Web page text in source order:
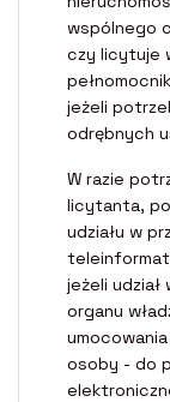
wspólnego
czy licytuje
jeżeli
odrębnych
W razie
licytanta,
udziału w
jeżeli
organu
osoby - do